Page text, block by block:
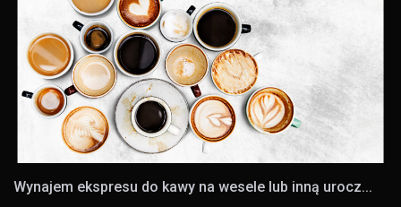
Wynajem ekspresu do kawy na wesele lub inną urocz...